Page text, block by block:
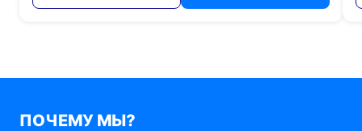
ПОЧЕМУ МЫ?